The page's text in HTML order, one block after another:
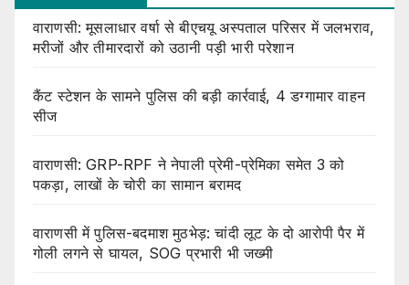
वाराणसी: मूसलाधार वर्षा से बीएचयू अस्पताल परिसर में जलभराव,
मरीजों और तीमारदारों को उठानी पड़ी भारी परेशान
कैंट स्टेशन के सामने पुलिस की बड़ी कार्रवाई, 4 डग्गामार वाहन
सीज
वाराणसी: GRP-RPF ने नेपाली प्रेमी-प्रेमिका समेत 3 को
पकड़ा, लाखों के चोरी का सामान बरामद
वाराणसी में पुलिस-बदमाश मुठभेड़: चांदी लूट के दो आरोपी पैर में
गोली लगने से घायल, SOG प्रभारी भी जख्मी